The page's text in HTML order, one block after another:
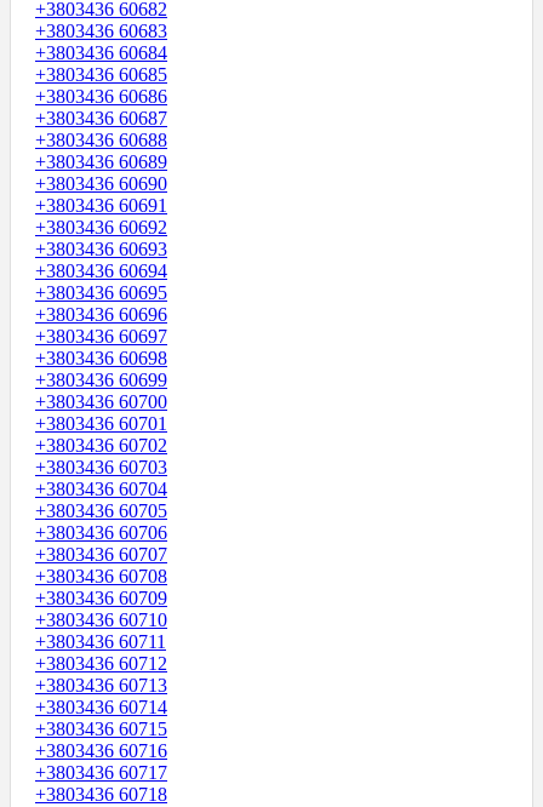
+3803436 60682
+3803436 60683
+3803436 60684
+3803436 60685
+3803436 60686
+3803436 60687
+3803436 60688
+3803436 60689
+3803436 60690
+3803436 60691
+3803436 60692
+3803436 60693
+3803436 60694
+3803436 60695
+3803436 60696
+3803436 60697
+3803436 60698
+3803436 60699
+3803436 60700
+3803436 60701
+3803436 60702
+3803436 60703
+3803436 60704
+3803436 60705
+3803436 60706
+3803436 60707
+3803436 60708
+3803436 60709
+3803436 60710
+3803436 60711
+3803436 60712
+3803436 60713
+3803436 60714
+3803436 60715
+3803436 60716
+3803436 60717
+3803436 60718